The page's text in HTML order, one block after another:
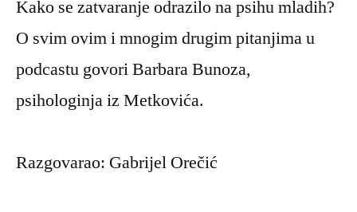
Kako se zatvaranje odrazilo na psihu mladih?
O svim ovim i mnogim drugim pitanjima u
podcastu govori Barbara Bunoza,
psihologinja iz Metkovića.
Razgovarao: Gabrijel Orečić